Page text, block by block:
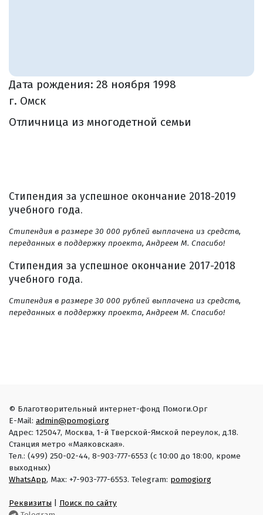
Дата рождения: 28 ноября 1998
г. Омск
Отличница из многодетной семьи
Стипендия за успешное окончание 2018-2019
учебного года.
Стипендия в размере 30 000 рублей выплачена из средств,
переданных в поддержку проекта, Андреем М. Спасибо!
Стипендия за успешное окончание 2017-2018
учебного года.
Стипендия в размере 30 000 рублей выплачена из средств,
переданных в поддержку проекта, Андреем М. Спасибо!
© Благотворительный интернет-фонд Помоги.Орг
E-Mail: admin@pomogi.org
Адрес: 125047, Москва, 1-й Тверской-Ямской переулок, д.18.
Станция метро «Маяковская».
Тел.: (499) 250-02-44, 8-903-777-6553 (с 10:00 до 18:00, кроме
выходных)
WhatsApp, Max: +7-903-777-6553. Telegram: pomogiorg
Реквизиты
Поиск по сайту